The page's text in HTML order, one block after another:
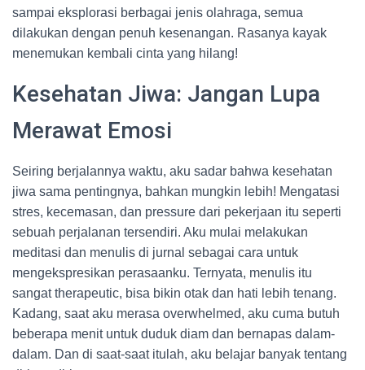
sampai eksplorasi berbagai jenis olahraga, semua
dilakukan dengan penuh kesenangan. Rasanya kayak
menemukan kembali cinta yang hilang!
Kesehatan Jiwa: Jangan Lupa
Merawat Emosi
Seiring berjalannya waktu, aku sadar bahwa kesehatan
jiwa sama pentingnya, bahkan mungkin lebih! Mengatasi
stres, kecemasan, dan pressure dari pekerjaan itu seperti
sebuah perjalanan tersendiri. Aku mulai melakukan
meditasi dan menulis di jurnal sebagai cara untuk
mengekspresikan perasaanku. Ternyata, menulis itu
sangat therapeutic, bisa bikin otak dan hati lebih tenang.
Kadang, saat aku merasa overwhelmed, aku cuma butuh
beberapa menit untuk duduk diam dan bernapas dalam-
dalam. Dan di saat-saat itulah, aku belajar banyak tentang